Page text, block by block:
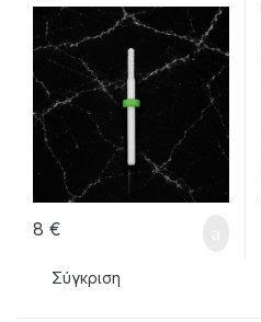
8 €
Σύγκριση